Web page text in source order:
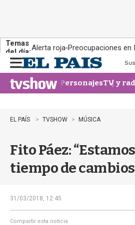
Temas
del día:Alerta roja Preocupaciones en
n
u
PersonajesTV y
EL PAÍS TVSHOW MÚSICA
Fito Páez:
tiempo de
31/03/2018, 12:45
Compartir esta noticia